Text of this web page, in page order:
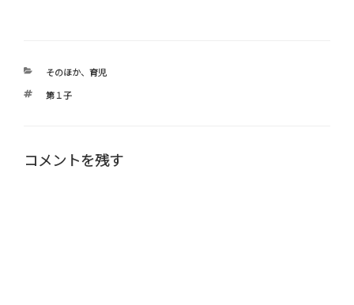
カ
ゴ
そのほか、 育児
タ
第１子
コメントを残す